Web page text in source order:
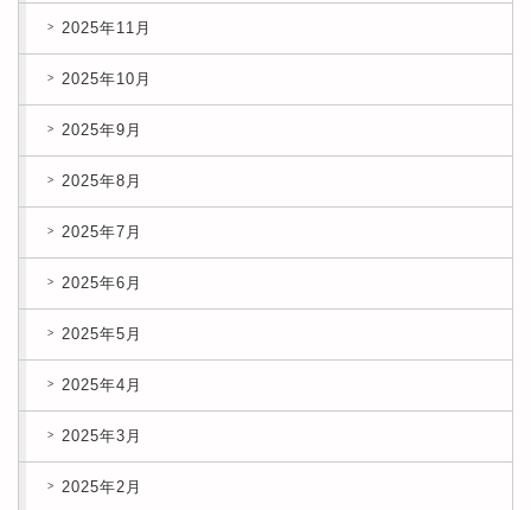
2025年11月
2025年10月
2025年9月
2025年8月
2025年7月
2025年6月
2025年5月
2025年4月
2025年3月
2025年2月